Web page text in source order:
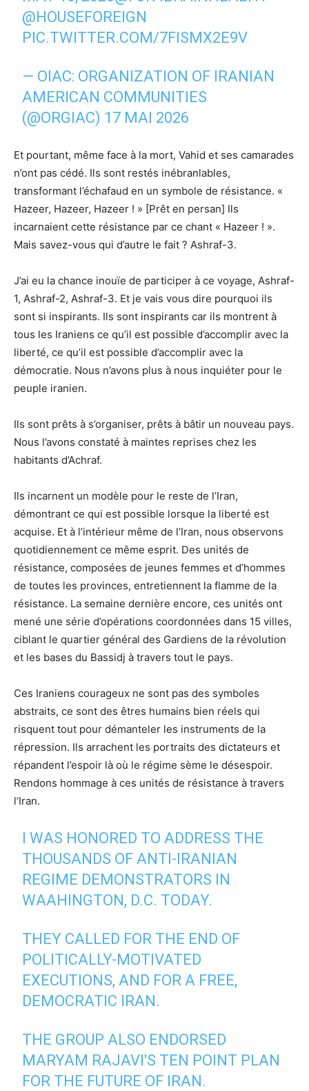
@HOUSEFOREIGN
PIC.TWITTER.COM/7FISMX2E9V
— OIAC: ORGANIZATION OF IRANIAN
AMERICAN COMMUNITIES
(@ORGIAC) 17 MAI 2026
Et pourtant, même face à la mort, Vahid et ses camarades
n’ont pas cédé. Ils sont restés inébranlables,
transformant l’échafaud en un symbole de résistance. «
Hazeer, Hazeer, Hazeer ! » [Prêt en persan] Ils
incarnaient cette résistance par ce chant « Hazeer ! ».
Mais savez-vous qui d’autre le fait ? Ashraf-3.
J’ai eu la chance inouïe de participer à ce voyage, Ashraf-
1, Ashraf-2, Ashraf-3. Et je vais vous dire pourquoi ils
sont si inspirants. Ils sont inspirants car ils montrent à
tous les Iraniens ce qu’il est possible d’accomplir avec la
liberté, ce qu’il est possible d’accomplir avec la
démocratie. Nous n’avons plus à nous inquiéter pour le
peuple iranien.
Ils sont prêts à s’organiser, prêts à bâtir un nouveau pays.
Nous l’avons constaté à maintes reprises chez les
habitants d’Achraf.
Ils incarnent un modèle pour le reste de l’Iran,
démontrant ce qui est possible lorsque la liberté est
acquise. Et à l’intérieur même de l’Iran, nous observons
quotidiennement ce même esprit. Des unités de
résistance, composées de jeunes femmes et d’hommes
de toutes les provinces, entretiennent la flamme de la
résistance. La semaine dernière encore, ces unités ont
mené une série d’opérations coordonnées dans 15 villes,
ciblant le quartier général des Gardiens de la révolution
et les bases du Bassidj à travers tout le pays.
Ces Iraniens courageux ne sont pas des symboles
abstraits, ce sont des êtres humains bien réels qui
risquent tout pour démanteler les instruments de la
répression. Ils arrachent les portraits des dictateurs et
répandent l’espoir là où le régime sème le désespoir.
Rendons hommage à ces unités de résistance à travers
l’Iran.
I WAS HONORED TO ADDRESS THE
THOUSANDS OF ANTI-IRANIAN
REGIME DEMONSTRATORS IN
WAAHINGTON, D.C. TODAY.
THEY CALLED FOR THE END OF
POLITICALLY-MOTIVATED
EXECUTIONS, AND FOR A FREE,
DEMOCRATIC IRAN.
THE GROUP ALSO ENDORSED
MARYAM RAJAVI'S TEN POINT PLAN
FOR THE FUTURE OF IRAN.